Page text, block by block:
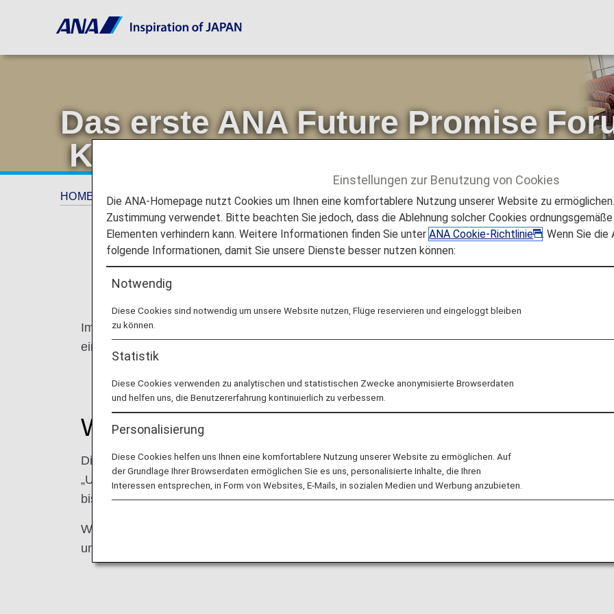
Das erste ANA Future Promise
Kein Müll, wie in Kamikatsu“ fand
HOME Angebote und Informationen ANA Future Promise Das erste ANA Future Promise Forum
Im August 2023 fand das erste ANA Future Promise Forum statt, an dem mehr als 120 Mitarbeiter
einschließlich derer, die online teilgenommen haben.
Was ist das ANA Future Promise Forum?
Die ANA Group hat im Finanzjahr 2023 ein neues Programm ins Leben gerufen, um jedem
„Umwelt“, „Soziales“ und „Governance“ als persönliche Angelegenheiten anzusehen und
bis langfristigen Umweltziele der ANA Group zu erreichen.
Wir laden externe Dozenten ein, dir ihre aktuellen Kenntnisse teilen, was im Rahmen des
um gemeinsam darüber nachzudenken, was wir tun können und was die ANA Group tun kann.
Einstellungen zur Benutzung von Cookies
Die ANA-Homepage nutzt Cookies um Ihnen eine komfortablere Nutzung unserer Website zu
Zustimmung verwendet. Bitte beachten Sie jedoch, dass die Ablehnung solcher Cookies
Elementen verhindern kann. Weitere Informationen finden Sie unterANA Cookie-Richtlinie
. Wenn Sie
folgende Informationen, damit Sie unsere Dienste besser nutzen können:
Notwendig
Diese Cookies sind notwendig um unsere Website nutzen, Flüge reservieren und eingeloggt bleiben
zu können.
Statistik
Diese Cookies verwenden zu analytischen und statistischen Zwecke anonymisierte Browserdaten
und helfen uns, die Benutzererfahrung kontinuierlich zu verbessern.
Personalisierung
Diese Cookies helfen uns Ihnen eine komfortablere Nutzung unserer Website zu ermöglichen. Auf
der Grundlage Ihrer Browserdaten ermöglichen Sie es uns, personalisierte Inhalte, die Ihren
Interessen entsprechen, in Form von Websites, E-Mails, in sozialen Medien und Werbung anzubieten.